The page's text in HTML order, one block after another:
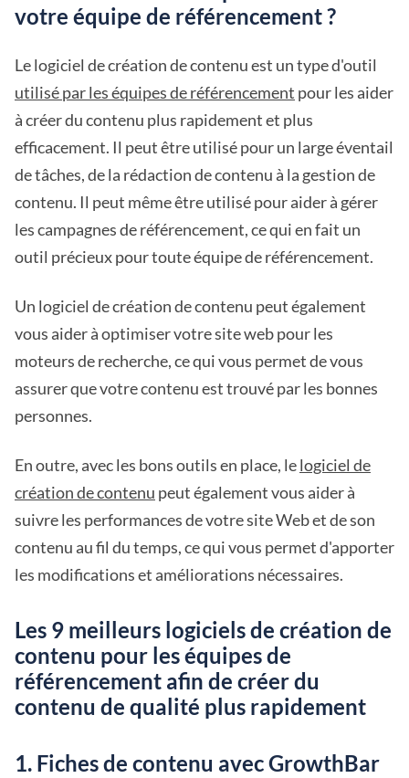
votre équipe de référencement ?
Le logiciel de création de contenu est un type d'outil
utilisé par les équipes de référencement pour les aider
à créer du contenu plus rapidement et plus
efficacement. Il peut être utilisé pour un large éventail
de tâches, de la rédaction de contenu à la gestion de
contenu. Il peut même être utilisé pour aider à gérer
les campagnes de référencement, ce qui en fait un
outil précieux pour toute équipe de référencement.
Un logiciel de création de contenu peut également
vous aider à optimiser votre site web pour les
moteurs de recherche, ce qui vous permet de vous
assurer que votre contenu est trouvé par les bonnes
personnes.
En outre, avec les bons outils en place, lelogiciel de
création de contenu peut également vous aider à
suivre les performances de votre site Web et de son
contenu au fil du temps, ce qui vous permet d'apporter
les modifications et améliorations nécessaires.
Les 9 meilleurs logiciels de création de
contenu pour les équipes de
référencement afin de créer du
contenu de qualité plus rapidement
1. Fiches de contenu avec GrowthBar